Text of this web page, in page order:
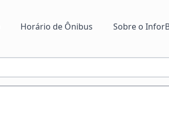
Horário de Ônibus Sobre o